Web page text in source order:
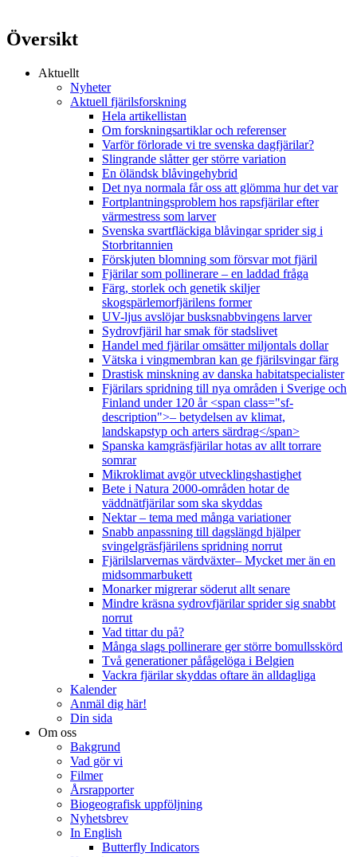
Översikt
Aktuellt
Nyheter
Aktuell fjärilsforskning
Hela artikellistan
Om forskningsartiklar och referenser
Varför förlorade vi tre svenska dagfjärilar?
Slingrande slåtter ger större variation
En öländsk blåvingehybrid
Det nya normala får oss att glömma hur det var
Fortplantningsproblem hos rapsfjärilar efter
värmestress som larver
Svenska svartfläckiga blåvingar sprider sig i
Storbritannien
Förskjuten blomning som försvar mot fjäril
Fjärilar som pollinerare – en laddad fråga
Färg, storlek och genetik skiljer
skogspärlemorfjärilens former
UV-ljus avslöjar busksnabbvingens larver
Sydrovfjäril har smak för stadslivet
Handel med fjärilar omsätter miljontals dollar
Vätska i vingmembran kan ge fjärilsvingar färg
Drastisk minskning av danska habitatspecialister
Fjärilars spridning till nya områden i Sverige och
Finland under 120 år <span class="sf-
description">– betydelsen av klimat,
landskapstyp och arters särdrag</span>
Spanska kamgräsfjärilar hotas av allt torrare
somrar
Mikroklimat avgör utvecklingshastighet
Bete i Natura 2000-områden hotar de
väddnätfjärilar som ska skyddas
Nektar – tema med många variationer
Snabb anpassning till dagslängd hjälper
svingelgräsfjärilens spridning norrut
Fjärilslarvernas värdväxter– Mycket mer än en
midsommarbukett
Monarker migrerar söderut allt senare
Mindre kräsna sydrovfjärilar sprider sig snabbt
norrut
Vad tittar du på?
Många slags pollinerare ger större bomullsskörd
Två generationer påfågelöga i Belgien
Vackra fjärilar skyddas oftare än alldagliga
Kalender
Anmäl dig här!
Din sida
Om oss
Bakgrund
Vad gör vi
Filmer
Årsrapporter
Biogeografisk uppföljning
Nyhetsbrev
In English
Butterfly Indicators